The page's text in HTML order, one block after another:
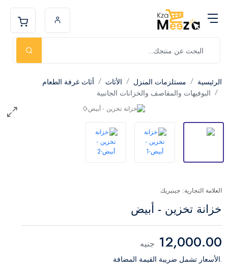
الرئيسية مستلزمات المنزل الأثاث
أثاث غرفة الطعام
البوفيهات والمقاصف والخزانات الجانبية
العلامة التجارية: جينيريك
خزانة تخزين - أبيض
12,000.00 جنيه
.الأسعار تشمل ضريبة القيمة المضافة